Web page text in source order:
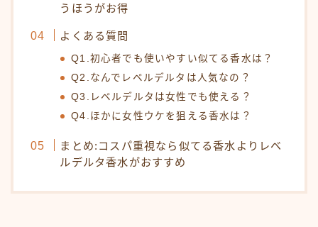
うほうがお得
よくある質問
Q1.初心者でも使いやすい似てる香水は？
Q2.なんでレベルデルタは人気なの？
Q3.レベルデルタは女性でも使える？
Q4.ほかに女性ウケを狙える香水は？
まとめ:コスパ重視なら似てる香水よりレベ
ルデルタ香水がおすすめ